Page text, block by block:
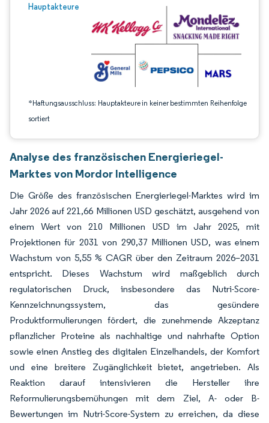
Hauptakteure
*Haftungsausschluss: Hauptakteure in keiner bestimmten Reihenfolge
sortiert
Bild © Mordor Intelligence. Wiederverwendung erfordert Namensnennung
Analyse des französischen Energieriegel-
Marktes von Mordor Intelligence
Die Größe des französischen Energieriegel-Marktes wird im
Jahr 2026 auf 221,66 Millionen USD geschätzt, ausgehend von
einem Wert von 210 Millionen USD im Jahr 2025, mit
Projektionen für 2031 von 290,37 Millionen USD, was einem
Wachstum von 5,55 % CAGR über den Zeitraum 2026–2031
entspricht. Dieses Wachstum wird maßgeblich durch
regulatorischen Druck, insbesondere das Nutri-Score-
Kennzeichnungssystem, das gesündere
Produktformulierungen fördert, die zunehmende Akzeptanz
pflanzlicher Proteine als nachhaltige und nahrhafte Option
sowie einen Anstieg des digitalen Einzelhandels, der Komfort
und eine breitere Zugänglichkeit bietet, angetrieben. Als
Reaktion darauf intensivieren die Hersteller ihre
Reformulierungsbemühungen mit dem Ziel, A- oder B-
Bewertungen im Nutri-Score-System zu erreichen, da diese